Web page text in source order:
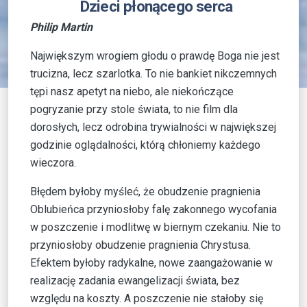
Dzieci płonącego serca
Philip Martin
Największym wrogiem głodu o prawdę Boga nie jest
trucizna, lecz szarlotka. To nie bankiet nikczemnych
tępi nasz apetyt na niebo, ale niekończące
pogryzanie przy stole świata, to nie film dla
dorosłych, lecz odrobina trywialności w największej
godzinie oglądalności, którą chłoniemy każdego
wieczora.
Błędem byłoby myśleć, że obudzenie pragnienia
Oblubieńca przyniosłoby falę zakonnego wycofania
w poszczenie i modlitwę w biernym czekaniu. Nie to
przyniosłoby obudzenie pragnienia Chrystusa.
Efektem byłoby radykalne, nowe zaangażowanie w
realizację zadania ewangelizacji świata, bez
względu na koszty. A poszczenie nie stałoby się